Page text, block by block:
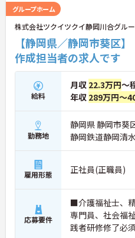
連携の体制がしっかりと整って
では、夜勤明けの翌日が原則とし
か、月平均の残業時間も5時間か
り少なめです。常勤スタッフの
を超えているため急な勤務変更
らかじめ決められた訪問予定表に
働けます。入職後は現場スタッ
とりに合わせた個別のOJT研修
ーニングも導入されており、多
専門性を着実に深めていける環境
★おすすめPOINT★
＜個別ＯＪＴとチーム連携で着
のＯＪＴ研修を実施し、ｅラーニ
の機会も提供されます
・施設内には看護師が24時間常
の対応や専門的な医療処置は看護
負担が減ります
・介護スタッフと看護スタッフ
しやすく、初任者研修や実務者研
グループホーム
株式会社ツクイツクイ静岡川合グル
【静岡県／静岡市葵区
作成担当者の求人です
給料
月収 22.3万円～
年収 289万円～
勤務地
静岡県 静岡市葵
静岡鉄道静岡清
雇用形態 正社員(正職員)
応募要件
■介護福祉士、
専門員、社会福
践者研修修了必須